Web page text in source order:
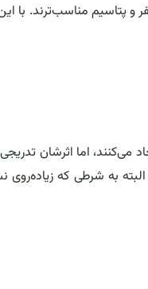
و پتاسیم مناسب‌ترند. با
می‌کنند، اما اثرشان
به شرطی که زیاده‌روی